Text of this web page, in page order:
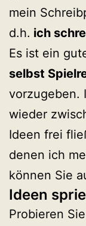
mein
d.h. ich
Es ist ein
selbst
vorzugeben.
wieder
Ideen frei
denen ich
können Sie
Ideen
Probieren